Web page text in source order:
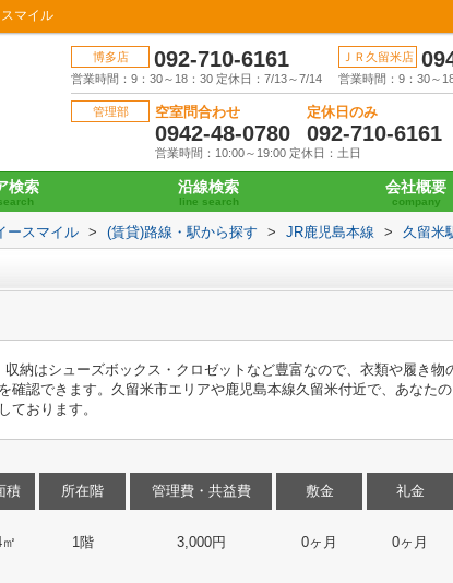
マイル
博多店 092-710-6161
営業時間：9：30～18：30 定休日：7/13～7/14
ＪＲ久留米店
営業時間：9：30～
管理部 空室問合わせ
0942-48-0780
定休日のみ
092-710-6161
営業時間：10:00～19:00 定休日：土日
検索 沿線検索
line search
会社概要
company
ースマイル > (賃貸)路線・駅から探す > JR鹿児島本線 > 久留米
納はシューズボックス・クロゼットなど豊富なので、衣類や履き
確認できます。久留米市エリアや鹿児島本線久留米付近で、あなた
ております。
積 所在階
1階
管理費・共益費
3,000円
敷金
0ヶ月
礼金
0ヶ月